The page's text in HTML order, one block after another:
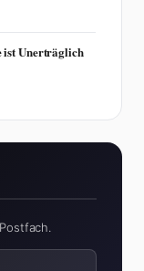
ist Unerträglich